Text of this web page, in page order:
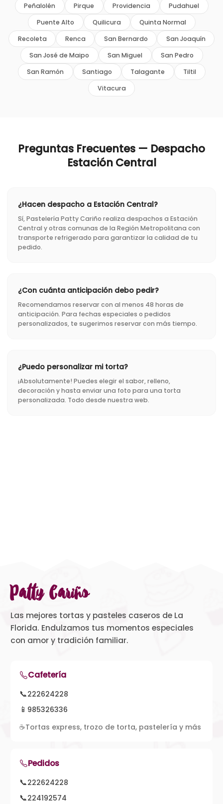
Peñalolén Pirque Providencia
Pudahuel
Puente Alto
Quilicura
Quinta Normal
Recoleta
Renca San Bernardo
San Joaquín
San José de Maipo
San Miguel
San Pedro
San Ramón
Santiago Talagante
Tiltil
Vitacura
Preguntas Frecuentes — Despacho
Estación Central
¿Hacen despacho a Estación Central?
Sí, Pastelería Patty Cariño realiza despachos a Estación
Central y otras comunas de la Región Metropolitana con
transporte refrigerado para garantizar la calidad de tu
pedido.
¿Con cuánta anticipación debo pedir?
Recomendamos reservar con al menos 48 horas de
anticipación. Para fechas especiales o pedidos
personalizados, te sugerimos reservar con más tiempo.
¿Puedo personalizar mi torta?
¡Absolutamente! Puedes elegir el sabor, relleno,
decoración y hasta enviar una foto para una torta
personalizada. Todo desde nuestra web.
Patty Cariño
Las mejores tortas y pasteles caseros de La
Florida. Endulzamos tus momentos especiales
con amor y tradición familiar.
Cafetería
📞222624228
📱 985326336
☕Tortas express, trozo de torta, pastelería y más
Pedidos
📞222624228
📞224192574